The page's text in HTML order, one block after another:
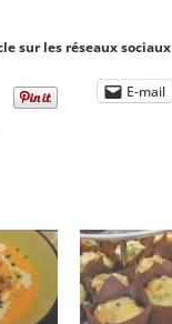
sur les réseaux sociaux
E-mail